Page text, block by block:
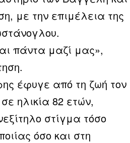
με την επιμέλεια της
πάντα μαζί μας»,
έφυγε από τη ζωή τον
ηλικία 82 ετών,
στίγμα τόσο
όσο και στη